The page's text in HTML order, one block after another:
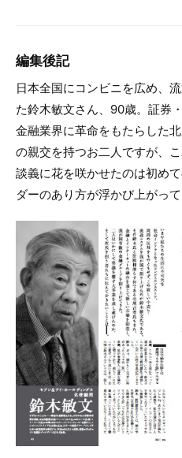
編集後記
日本全国にコンビニを広め、
た鈴木敏文さん、90歳。証券
金融業界に革命をもたらした
の親交を持つお二人ですが、
談義に花を咲かせたのは初め
ダーのあり方が浮かび上がって